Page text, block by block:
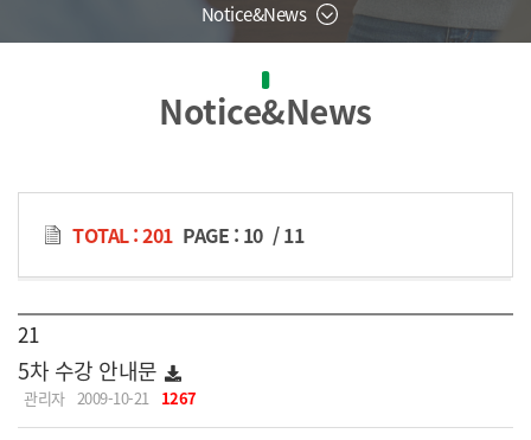
Notice&News
Notice&News
TOTAL : 201 PAGE : 10 /11
21
5차 수강 안내문
관리자 2009-10-21 1267